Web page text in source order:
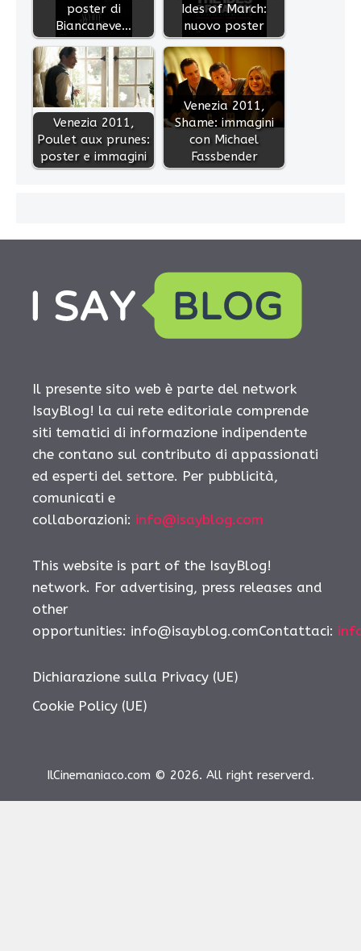
poster di
Biancaneve…
Ides of March:
nuovo poster
Venezia 2011,
Poulet aux prunes:
poster e immagini
Venezia 2011,
Shame: immagini
con Michael
Fassbender
Il presente sito web è parte del network
IsayBlog! la cui rete editoriale comprende
siti tematici di informazione indipendente
che contano sul contributo di appassionati
ed esperti del settore. Per pubblicità,
comunicati e
collaborazioni: info@isayblog.com
This website is part of the IsayBlog!
network. For advertising, press releases and
other
opportunities: info@isayblog.comContattaci:
Dichiarazione sulla Privacy (UE)
Cookie Policy (UE)
IlCinemaniaco.com © 2026. All right reserverd.